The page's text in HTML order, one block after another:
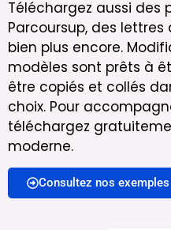
Téléchargez aussi des
Parcoursup, des
bien plus encore.
modèles sont prêts à
être copiés et collés
choix. Pour
téléchargez
moderne.
Consultez nos